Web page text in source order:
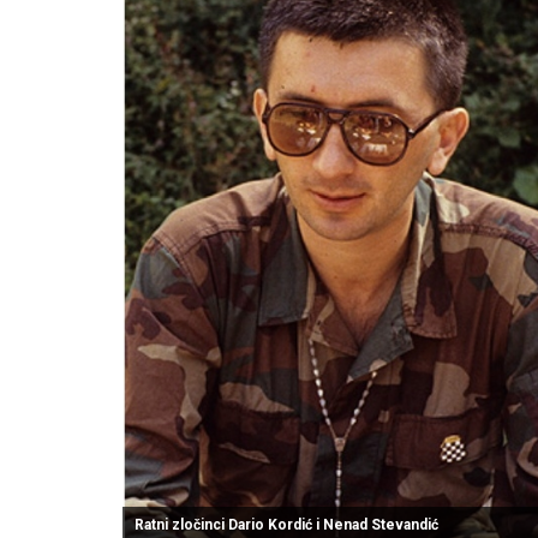
Ratni zločinci Dario Kordić i Nenad Stevandić